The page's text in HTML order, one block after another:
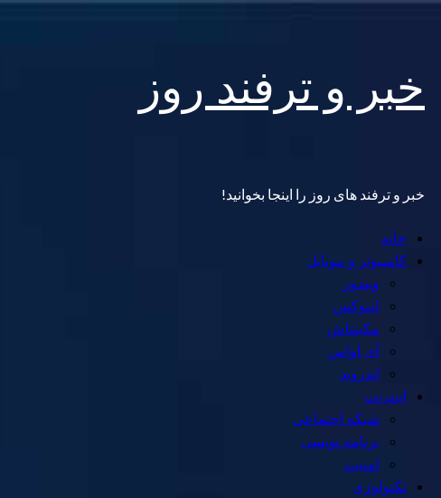
content
خبر و ترفند روز
خبر و ترفند های روز را اینجا بخوانید!
Primary
Menu
خانه
کامپیوتر و موبایل
ویندوز
لینوکس
مکینتاش
آی اواس
اندروید
اینترنت
شبکه اجتماعی
برنامه نویسی
امنیت
تکنولوژی